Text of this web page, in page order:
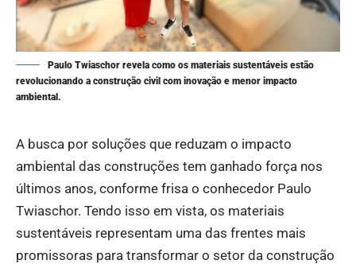
Paulo Twiaschor revela como os materiais sustentáveis estão
revolucionando a construção civil com inovação e menor impacto
ambiental.
A busca por soluções que reduzam o impacto
ambiental das construções tem ganhado força nos
últimos anos, conforme frisa o conhecedor Paulo
Twiaschor. Tendo isso em vista, os materiais
sustentáveis representam uma das frentes mais
promissoras para transformar o setor da construção